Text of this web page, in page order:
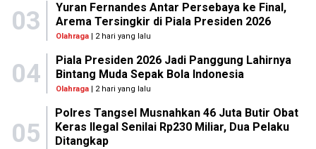
03
Yuran Fernandes Antar Persebaya ke Final,
Arema Tersingkir di Piala Presiden 2026
Olahraga| 2 hari yang lalu
04
Piala Presiden 2026 Jadi Panggung Lahirnya
Bintang Muda Sepak Bola Indonesia
Olahraga| 2 hari yang lalu
05
Polres Tangsel Musnahkan 46 Juta Butir Obat
Keras Ilegal Senilai Rp230 Miliar, Dua Pelaku
Ditangkap